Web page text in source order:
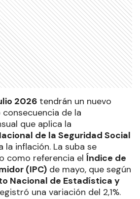
2026 tendrán un nuevo
de la
que aplica la
de la Seguridad Social
la inflación. La suba se
como referencia el Índice de
(IPC) de mayo, que según
Nacional de Estadística y
una variación del 2,1%.